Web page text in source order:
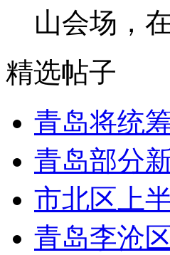
山会场，
精选帖子
青岛将统
青岛部分
市北区上
青岛李沧